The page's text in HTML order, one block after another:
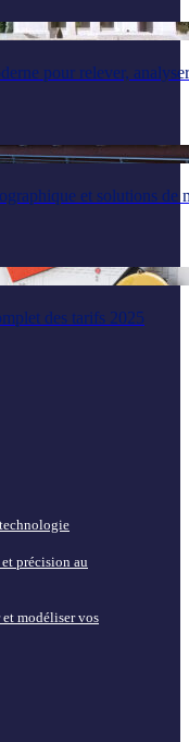
pour relever,
et solutions de
des tarifs 2025
précision au
modéliser vos